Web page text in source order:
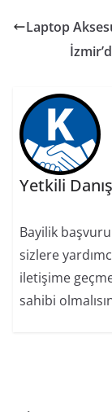
Laptop
Yetkili
Bayilik
sizlere
iletişime
sahibi